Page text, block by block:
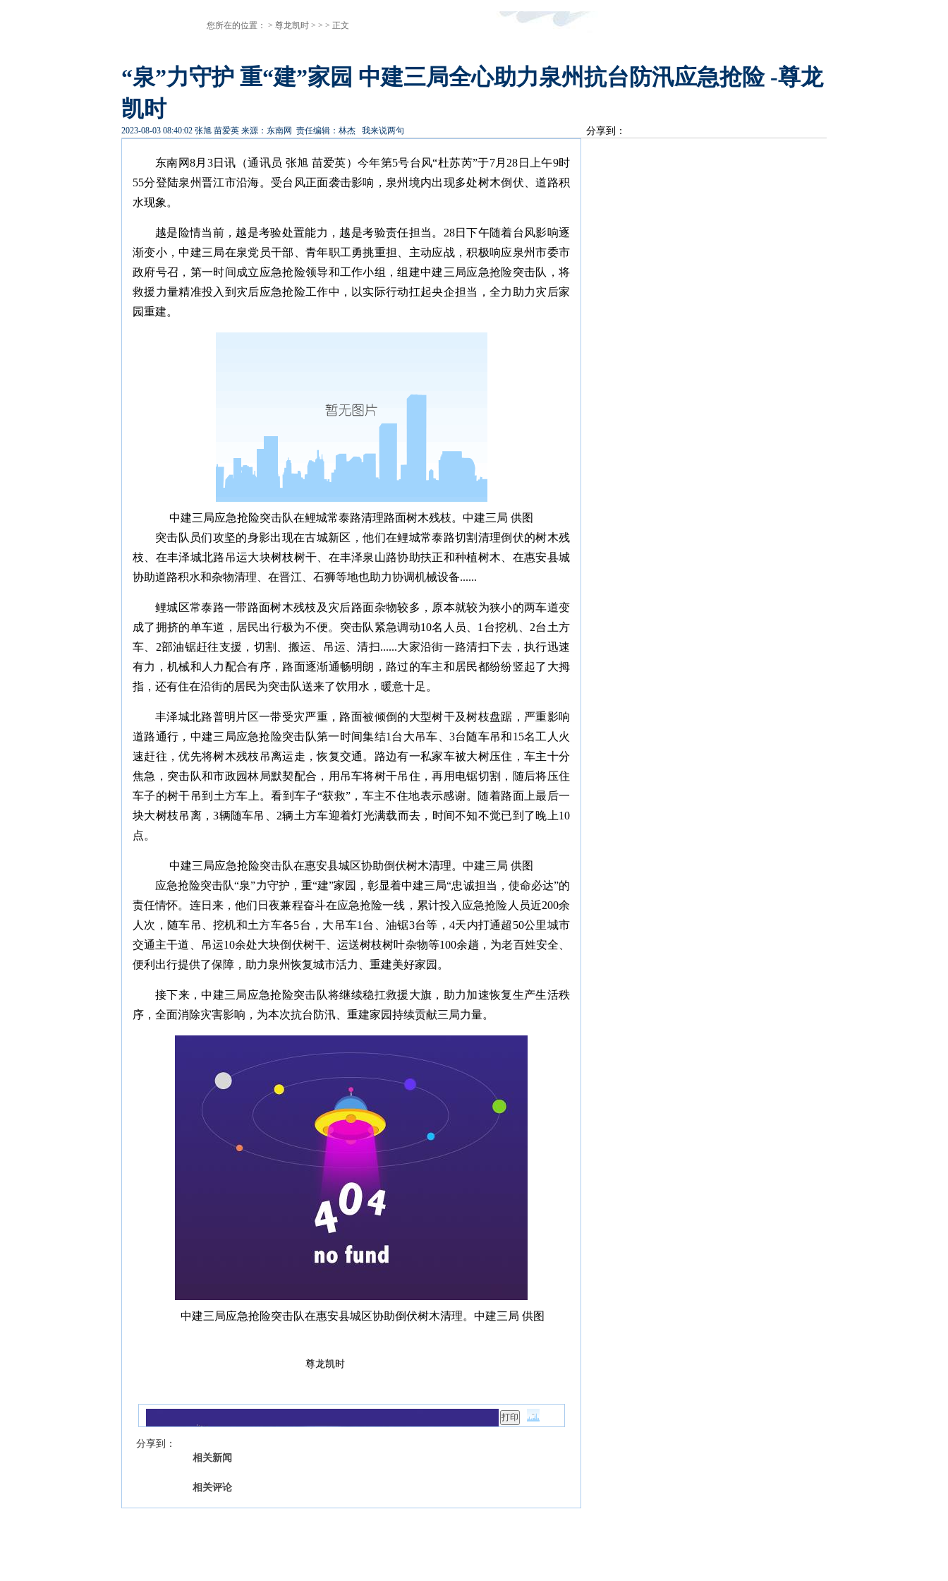
您所在的位置： > 尊龙凯时 > > > 正文
“泉”力守护 重“建”家园 中建三局全心助力泉州抗台防汛应急抢险 -尊龙
凯时
2023-08-03 08:40:02 张旭 苗爱英 来源：东南网 责任编辑：林杰 我来说两句 分享到：
东南网8月3日讯（通讯员 张旭 苗爱英）今年第5号台风“杜苏芮”于7月28日上午9时
55分登陆泉州晋江市沿海。受台风正面袭击影响，泉州境内出现多处树木倒伏、道路积
水现象。
越是险情当前，越是考验处置能力，越是考验责任担当。28日下午随着台风影响逐
渐变小，中建三局在泉党员干部、青年职工勇挑重担、主动应战，积极响应泉州市委市
政府号召，第一时间成立应急抢险领导和工作小组，组建中建三局应急抢险突击队，将
救援力量精准投入到灾后应急抢险工作中，以实际行动扛起央企担当，全力助力灾后家
园重建。
中建三局应急抢险突击队在鲤城常泰路清理路面树木残枝。 中建三局 供图
突击队员们攻坚的身影出现在古城新区，他们在鲤城常泰路切割清理倒伏的树木残
枝、在丰泽城北路吊运大块树枝树干、在丰泽泉山路协助扶正和种植树木、在惠安县城
协助道路积水和杂物清理、在晋江、石狮等地也助力协调机械设备......
鲤城区常泰路一带路面树木残枝及灾后路面杂物较多，原本就较为狭小的两车道变
成了拥挤的单车道，居民出行极为不便。突击队紧急调动10名人员、1台挖机、2台土方
车、2部油锯赶往支援，切割、搬运、吊运、清扫......大家沿街一路清扫下去，执行迅速
有力，机械和人力配合有序，路面逐渐通畅明朗，路过的车主和居民都纷纷竖起了大拇
指，还有住在沿街的居民为突击队送来了饮用水，暖意十足。
丰泽城北路普明片区一带受灾严重，路面被倾倒的大型树干及树枝盘踞，严重影响
道路通行，中建三局应急抢险突击队第一时间集结1台大吊车、3台随车吊和15名工人火
速赶往，优先将树木残枝吊离运走，恢复交通。路边有一私家车被大树压住，车主十分
焦急，突击队和市政园林局默契配合，用吊车将树干吊住，再用电锯切割，随后将压住
车子的树干吊到土方车上。看到车子“获救”，车主不住地表示感谢。随着路面上最后一
块大树枝吊离，3辆随车吊、2辆土方车迎着灯光满载而去，时间不知不觉已到了晚上10
点。
中建三局应急抢险突击队在惠安县城区协助倒伏树木清理。 中建三局 供图
应急抢险突击队“泉”力守护，重“建”家园，彰显着中建三局“忠诚担当，使命必达”的
责任情怀。连日来，他们日夜兼程奋斗在应急抢险一线，累计投入应急抢险人员近200余
人次，随车吊、挖机和土方车各5台，大吊车1台、油锯3台等，4天内打通超50公里城市
交通主干道、吊运10余处大块倒伏树干、运送树枝树叶杂物等100余趟，为老百姓安全、
便利出行提供了保障，助力泉州恢复城市活力、重建美好家园。
接下来，中建三局应急抢险突击队将继续稳扛救援大旗，助力加速恢复生产生活秩
序，全面消除灾害影响，为本次抗台防汛、重建家园持续贡献三局力量。
中建三局应急抢险突击队在惠安县城区协助倒伏树木清理。 中建三局 供图
尊龙凯时
分享到：
相关新闻
相关评论